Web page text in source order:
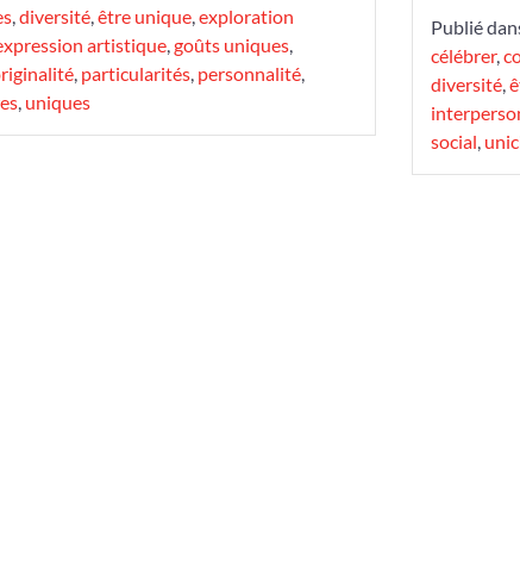
,diversité,être unique,exploration
artistique,goûts uniques,
, particularités, personnalité,
, uniques
Publié
célébrer,
diversité,
social,